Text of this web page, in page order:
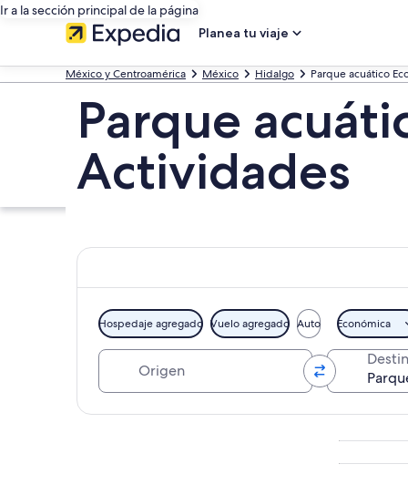
Ir a la sección principal de la página
Planea tu viaje
México y Centroamérica México Hidalgo Parque acuático
Parque
Actividades
Hospedaje agregado Vuelo agregado Auto Económica